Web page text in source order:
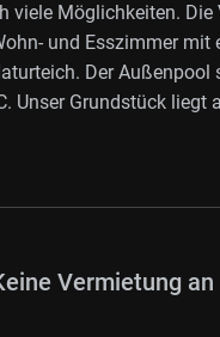
viele Möglichkeiten.
und Esszimmer mit
Der
Unser Grundstück liegt
Vermietung an